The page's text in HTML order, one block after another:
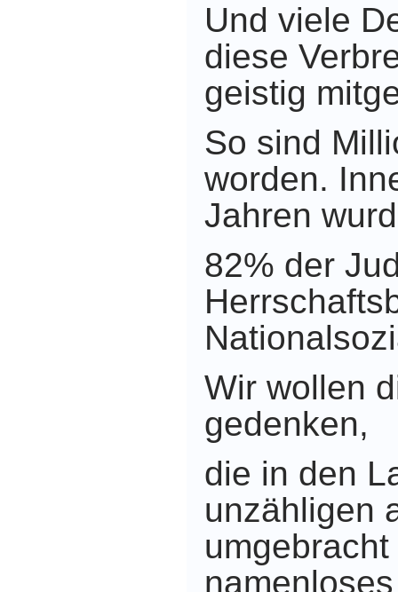
Und viele
diese
geistig
So sind
worden.
Jahren
82% der
Wir wollen
gedenken,
die in den
unzähligen